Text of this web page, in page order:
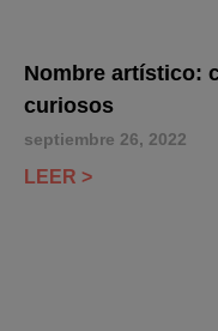
Nombre artístico:
curiosos
septiembre 26, 2022
LEER >